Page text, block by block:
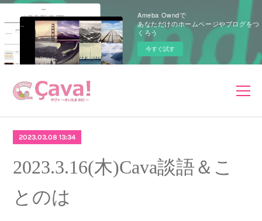
Ameba Owndで
あなただけのホームページやブログをつ
くろう
今すぐ試す
2023.03.08 13:34
2023.3.16(木)Cava談語＆こ
とのは